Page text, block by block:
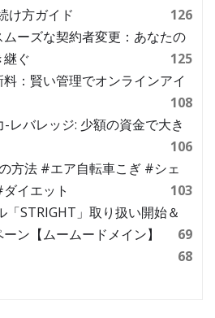
け方ガイド
126
ーズな契約者変更：あなたの
継ぐ
125
：賢い管理でオンラインアイ
108
レバレッジ: 少額の資金で大き
106
方法 #エア自転車こぎ #シェ
イエット
103
STRIGHT」取り扱い開始＆
ン【ムームードメイン】
69
68